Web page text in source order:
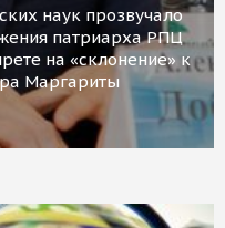
наук прозвучало
патриарха РПЦ
на «склонение» к
Маргариты